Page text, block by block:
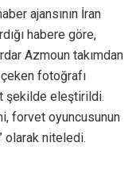
ajansının İran
habere göre,
Azmoun takımdan
fotoğrafı
şekilde eleştirildi.
forvet oyuncusunun
olarak niteledi.